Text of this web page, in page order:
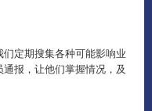
定期搜集各种可能影响业
报，让他们掌握情况，及